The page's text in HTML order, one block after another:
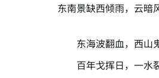
东南景缺西倾雨，云暗
东海波翻血，西山
百年戈挥日，一水